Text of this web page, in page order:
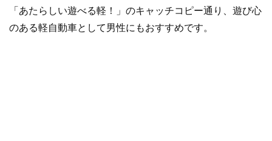
「あたらしい遊べる軽！」のキャッチコピー通り、遊び心
のある軽自動車として男性にもおすすめです。